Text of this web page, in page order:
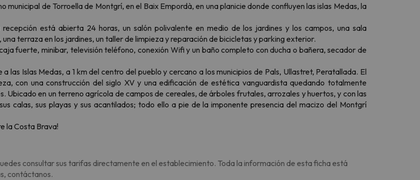
municipal de Torroella de Montgrí, en el Baix Empordà, en una planicie donde confluyen las islas Medas, la
está abierta 24 horas, un salón polivalente en medio de los jardines y los campos, una sala
terraza en los jardines, un taller de limpieza y reparación de bicicletas y parking exterior.
fuerte, minibar, televisión teléfono, conexión Wifi y un baño completo con ducha o bañera, secador de
las Islas Medas, a 1 km del centro del pueblo y cercano a los municipios de Pals, Ullastret, Peratallada. El
con una construcción del siglo XV y una edificación de estética vanguardista quedando totalmente
Ubicado en un terreno agrícola de campos de cereales, de árboles frutales, arrozales y huertos, y con las
calas, sus playas y sus acantilados; todo ello a pie de la imponente presencia del macizo del Montgrí
la Costa Brava!
consultar sus tarifas directamente en el establecimiento. Toda la información de esta ficha está
contáctanos.